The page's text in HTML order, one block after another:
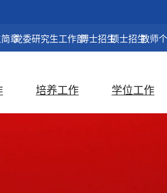
章党委研究生工作部博士招生硕士招生教师
培养工作 学位工作